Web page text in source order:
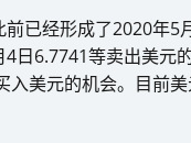
已经形成了2020年5
日6.7741等卖出美元
美元的机会。目前